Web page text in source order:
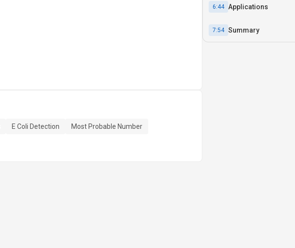
E Coli Detection
Most Probable Number
6:44 Applications
7:54 Summary